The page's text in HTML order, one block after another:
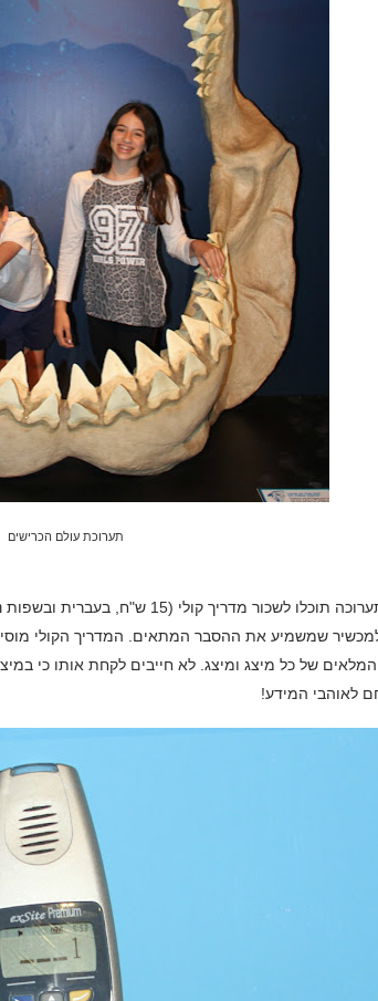
תערוכת עולם הכרישים
בכניסה לתערוכה תוכלו לשכור
שמשמיע את ההסבר המתאים. המדריך הקולי
של כל מיצג ומיצג. לא חייבים לקחת אותו כי
לאוהבי המידע!